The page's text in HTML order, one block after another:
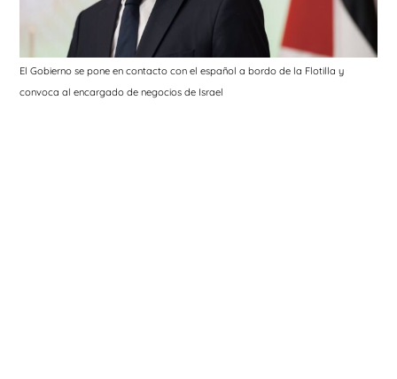
El Gobierno se pone en contacto con el español a bordo de la Flotilla y
convoca al encargado de negocios de Israel